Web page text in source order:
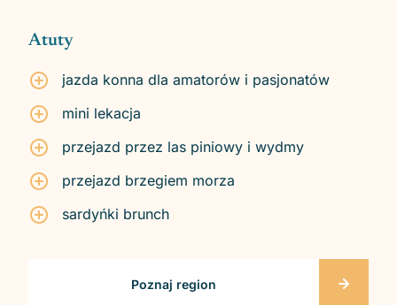
Atuty
jazda konna dla amatorów i pasjonatów
mini lekacja
przejazd przez las piniowy i wydmy
przejazd brzegiem morza
sardyńki brunch
Poznaj region